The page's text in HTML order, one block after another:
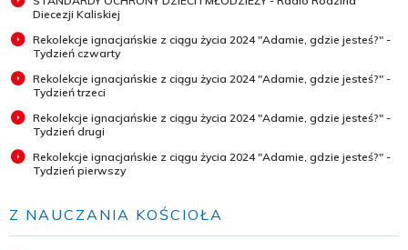
Diecezji Kaliskiej
Rekolekcje ignacjańskie z ciągu życia 2024 "Adamie, gdzie jesteś?" -
Tydzień czwarty
Rekolekcje ignacjańskie z ciągu życia 2024 "Adamie, gdzie jesteś?" -
Tydzień trzeci
Rekolekcje ignacjańskie z ciągu życia 2024 "Adamie, gdzie jesteś?" -
Tydzień drugi
Rekolekcje ignacjańskie z ciągu życia 2024 "Adamie, gdzie jesteś?" -
Tydzień pierwszy
Z NAUCZANIA KOŚCIOŁA